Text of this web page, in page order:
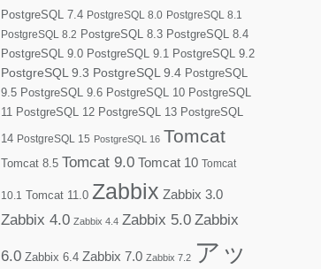
PostgreSQL 7.4 PostgreSQL 8.0 PostgreSQL 8.1
PostgreSQL 8.2 PostgreSQL 8.3 PostgreSQL 8.4
PostgreSQL 9.0 PostgreSQL 9.1 PostgreSQL 9.2
PostgreSQL 9.3 PostgreSQL 9.4 PostgreSQL
9.5 PostgreSQL 9.6 PostgreSQL 10 PostgreSQL
11 PostgreSQL 12 PostgreSQL 13 PostgreSQL
14 PostgreSQL 15 PostgreSQL 16 Tomcat
Tomcat 8.5 Tomcat 9.0 Tomcat 10 Tomcat
10.1 Tomcat 11.0 Zabbix Zabbix 3.0
Zabbix 4.0 Zabbix 4.4 Zabbix 5.0 Zabbix
6.0 Zabbix 6.4 Zabbix 7.0 Zabbix 7.2 アッ